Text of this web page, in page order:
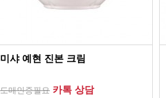
미샤 예현 진본 크림
도매인증필요 카톡 상담